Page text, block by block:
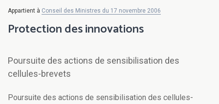
Appartient à Conseil des Ministres du 17 novembre 2006
Protection des innovations
Poursuite des actions de sensibilisation des
cellules-brevets
Poursuite des actions de sensibilisation des cellules-